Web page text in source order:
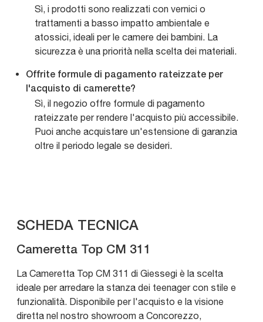
Sì, i prodotti sono realizzati con vernici o
trattamenti a basso impatto ambientale e
atossici, ideali per le camere dei bambini. La
sicurezza è una priorità nella scelta dei materiali.
Offrite formule di pagamento rateizzate per
l'acquisto di camerette?
Sì, il negozio offre formule di pagamento
rateizzate per rendere l'acquisto più accessibile.
Puoi anche acquistare un'estensione di garanzia
oltre il periodo legale se desideri.
SCHEDA TECNICA
Cameretta Top CM 311
La Cameretta Top CM 311 di Giessegi è la scelta
ideale per arredare la stanza dei teenager con stile e
funzionalità. Disponibile per l'acquisto e la visione
diretta nel nostro showroom a Concorezzo,